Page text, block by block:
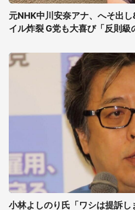
元NHK中川安奈アナ、へそ出
イル炸裂 G党も大喜び「反則級
小林よしのり氏「ワシは提訴